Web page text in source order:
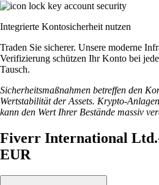
Integrierte Kontosicherheit nutzen
Traden Sie sicherer. Unsere moderne
Verifizierung schützen Ihr Konto bei
Tausch.
Sicherheitsmaßnahmen betreffen den
Wertstabilität der Assets. Krypto-
kann den Wert Ihrer Bestände massiv
Fiverr International
EUR